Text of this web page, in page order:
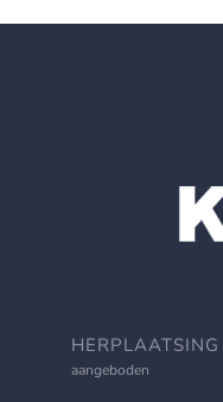
HERPLAATSING
aangeboden